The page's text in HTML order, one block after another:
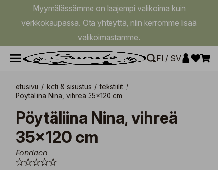
Myymälässämme on laajempi valikoima kuin
verkkokaupassa. Ota yhteyttä, niin kerromme lisää
valikoimastamme.
FI / SV
etusivu / koti & sisustus / tekstiilit /
Pöytäliina Nina, vihreä 35x120 cm
Pöytäliina Nina, vihreä
35x120 cm
Fondaco